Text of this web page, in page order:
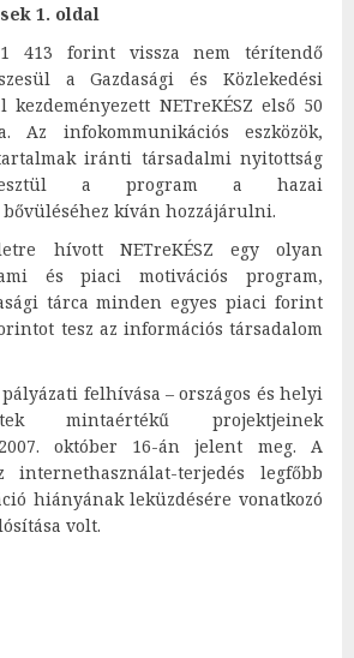
1. oldal
413 forint vissza nem térítendő
a Gazdasági és Közlekedési
NETreKÉSZ első 50
Az infokommunikációs eszközök,
iránti társadalmi nyitottság
a program a hazai
kíván hozzájárulni.
hívott NETreKÉSZ egy olyan
és piaci motivációs program,
tárca minden egyes piaci forint
tesz az információs társadalom
pályázati felhívása – országos és helyi
mintaértékű projektjeinek
október 16-án jelent meg. A
internethasználat-terjedés legfőbb
hiányának leküzdésére vonatkozó
volt.